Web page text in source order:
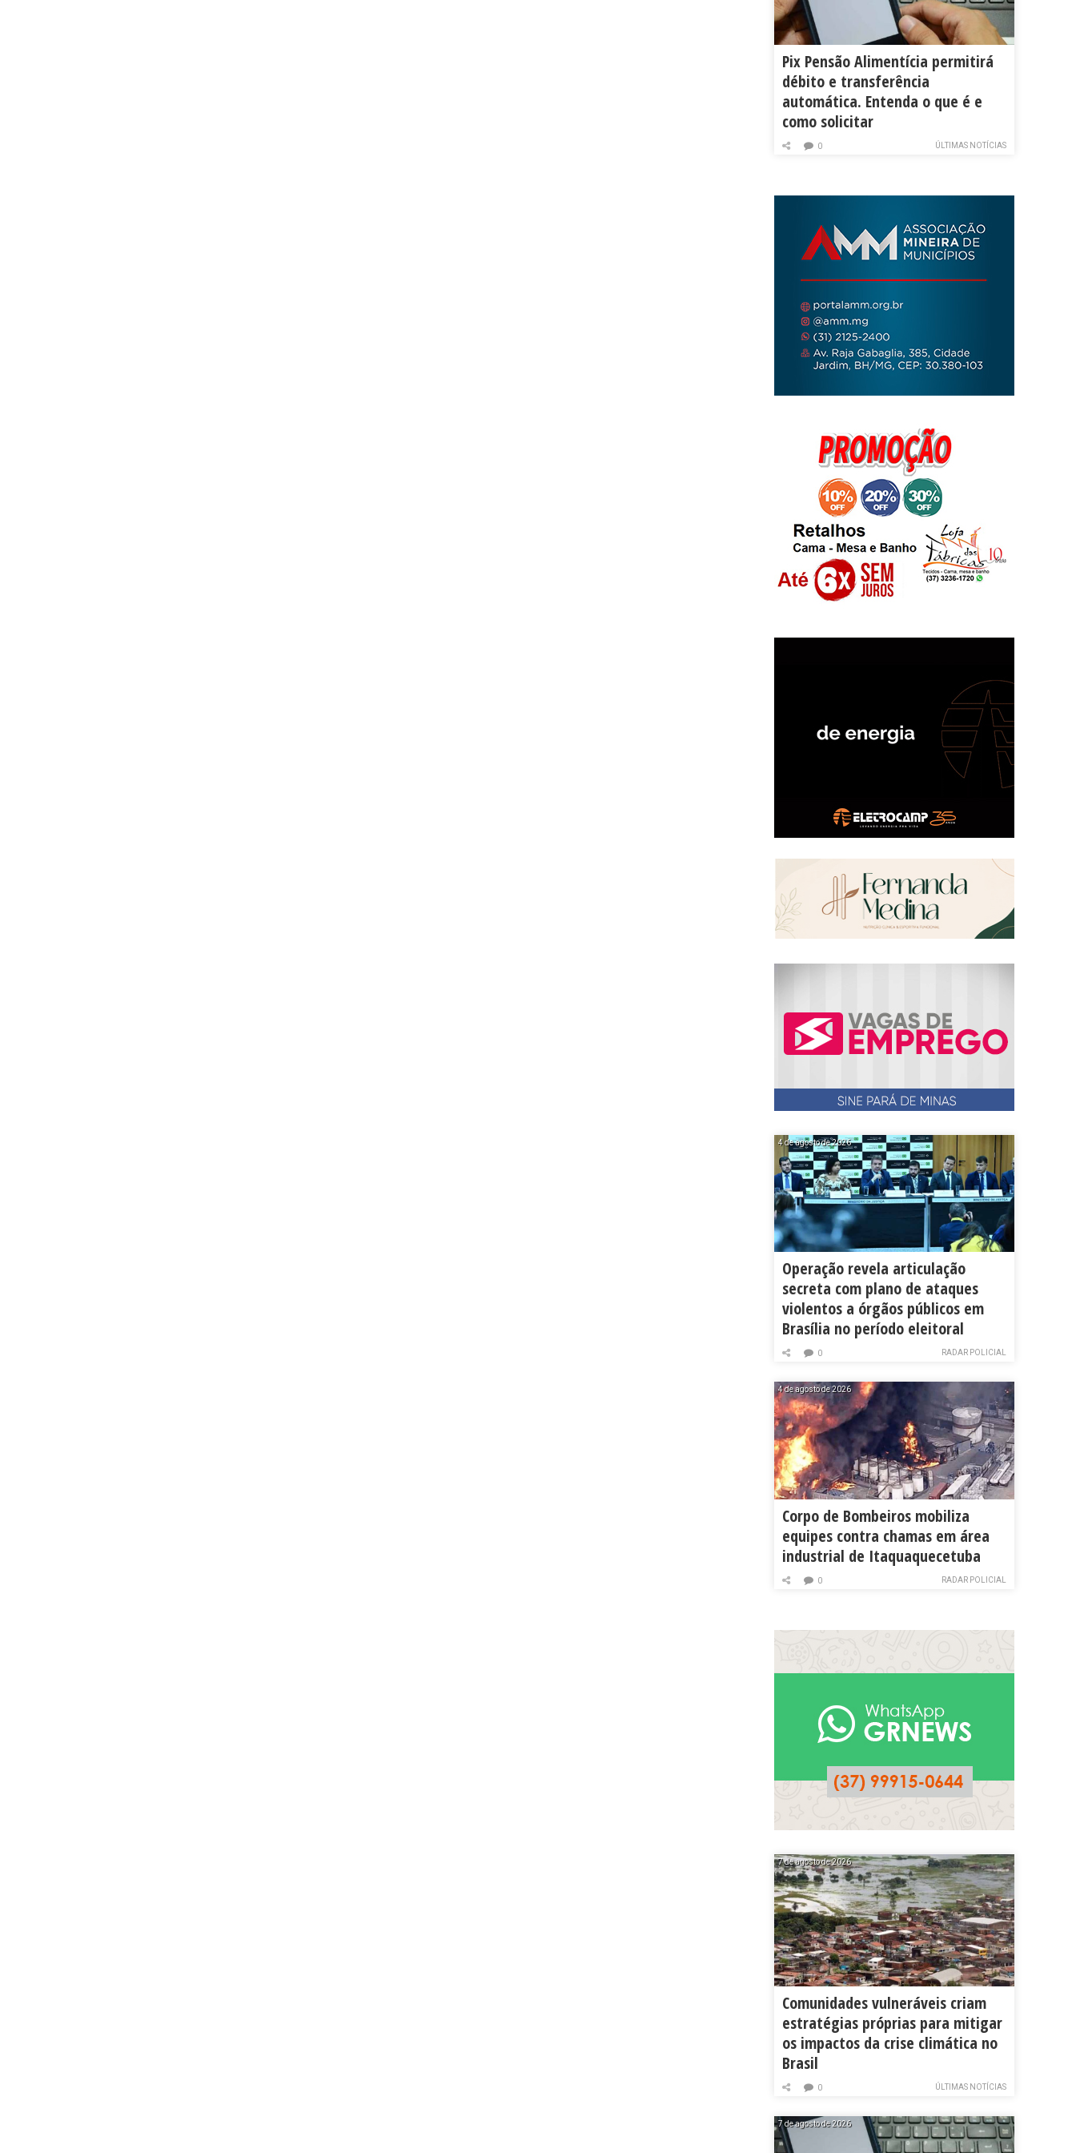
Pix Pensão Alimentícia permitirá
débito e transferência
automática. Entenda o que é e
como solicitar
ÚLTIMAS NOTÍCIAS
0
4 de agosto de 2026
Operação revela articulação
secreta com plano de ataques
violentos a órgãos públicos em
Brasília no período eleitoral
RADAR POLICIAL
0
4 de agosto de 2026
Corpo de Bombeiros mobiliza
equipes contra chamas em área
industrial de Itaquaquecetuba
RADAR POLICIAL
0
7 de agosto de 2026
Comunidades vulneráveis criam
estratégias próprias para mitigar
os impactos da crise climática no
Brasil
ÚLTIMAS NOTÍCIAS
0
7 de agosto de 2026